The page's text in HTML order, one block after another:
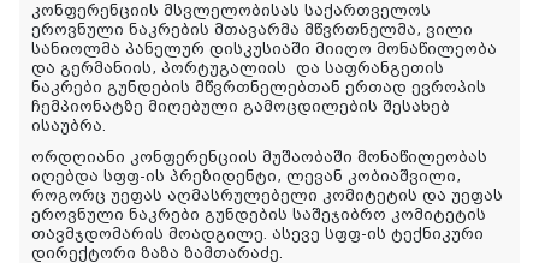
კონფერენციის მსვლელობისას საქართველოს
ეროვნული ნაკრების მთავარმა მწვრთნელმა, ვილი
სანიოლმა პანელურ დისკუსიაში მიიღო მონაწილეობა
და გერმანიის, პორტუგალიის და საფრანგეთის
ნაკრები გუნდების მწვრთნელებთან ერთად ევროპის
ჩემპიონატზე მიღებული გამოცდილების შესახებ
ისაუბრა.
ორდღიანი კონფერენციის მუშაობაში მონაწილეობას
იღებდა სფფ-ის პრეზიდენტი, ლევან კობიაშვილი,
როგორც უეფას აღმასრულებელი კომიტეტის და უეფას
ეროვნული ნაკრები გუნდების საშეჯიბრო კომიტეტის
თავმჯდომარის მოადგილე. ასევე სფფ-ის ტექნიკური
დირექტორი ზაზა ზამთარაძე.